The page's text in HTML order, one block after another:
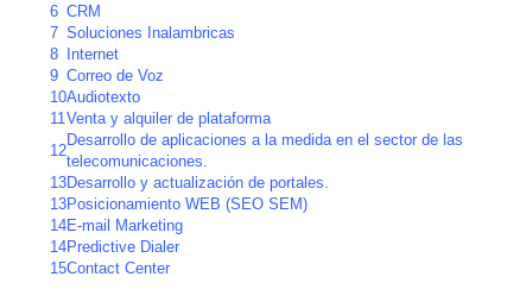
6 CRM
7 Soluciones Inalambricas
8 Internet
9 Correo de Voz
10Audiotexto
11 Venta y alquiler de plataforma
12
Desarrollo de aplicaciones a la medida en el sector de las
telecomunicaciones.
13Desarrollo y actualización de portales.
13Posicionamiento WEB (SEO SEM)
14E-mail Marketing
14Predictive Dialer
15Contact Center